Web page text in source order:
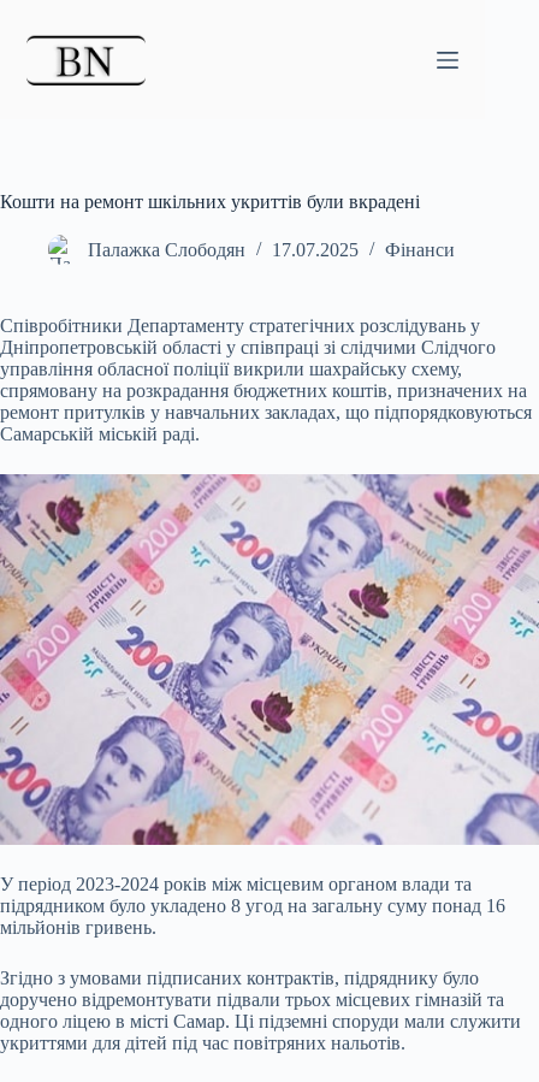
Кошти на ремонт шкільних укриттів були вкрадені
Палажка Слободян 17.07.2025 Фінанси
Співробітники Департаменту стратегічних розслідувань у
Дніпропетровській області у співпраці зі слідчими Слідчого
управління обласної поліції викрили шахрайську схему,
спрямовану на розкрадання бюджетних коштів, призначених на
ремонт притулків у навчальних закладах, що підпорядковуються
Самарській міській раді.
У період 2023-2024 років між місцевим органом влади та
підрядником було укладено 8 угод на загальну суму понад 16
мільйонів гривень.
Згідно з умовами підписаних контрактів, підряднику було
доручено відремонтувати підвали трьох місцевих гімназій та
одного ліцею в місті Самар. Ці підземні споруди мали служити
укриттями для дітей під час повітряних нальотів.